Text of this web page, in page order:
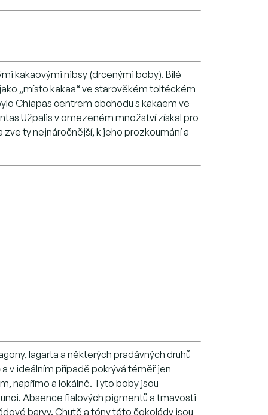
kakaovými nibsy (drcenými boby). Bílé
„místo kakaa“ ve starověkém toltéckém
Chiapas centrem obchodu s kakaem ve
Užpalis v omezeném množství získal pro
ty nejnáročnější, k jeho prozkoumání a
lagarta a některých pradávných druhů
a v ideálním případě pokrývá téměř jen
napřímo a lokálně. Tyto boby jsou
Absence fialových pigmentů a tmavosti
barvy. Chutě a tóny této čokolády jsou